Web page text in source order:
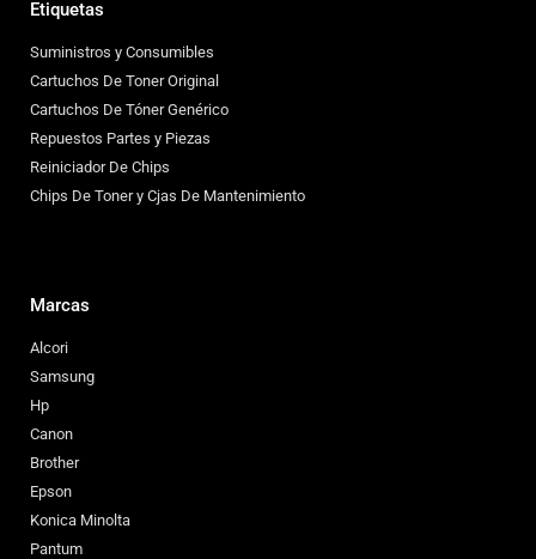
Etiquetas
Suministros y Consumibles
Cartuchos De Toner Original
Cartuchos De Tóner Genérico
Repuestos Partes y Piezas
Reiniciador De Chips
Chips De Toner y Cjas De Mantenimiento
Marcas
Alcori
Samsung
Hp
Canon
Brother
Epson
Konica Minolta
Pantum